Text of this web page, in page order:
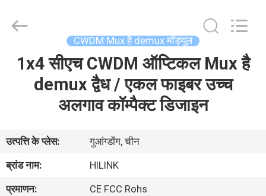
हमारे
बारे
में
Technology
Co.,Ltd..
CWDM Mux है demux मॉड्यूल
1x4 सीएच CWDM ऑप्टिकल Mux है
demux द्वैध / एकल फाइबर उच्च
अलगाव कॉम्पैक्ट डिजाइन
उत्पत्ति के प्लेस:
गुआंग्डोंग, चीन
ब्रांड नाम:
HILINK
प्रमाणन:
CE FCC Rohs